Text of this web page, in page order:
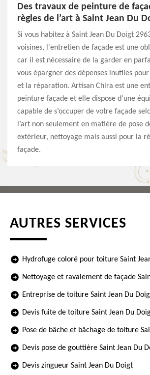
Des travaux de peinture de
règles de l’art à Saint Jean Du
Si vous habitez à Saint Jean Du Doigt
voisines, l'entretien de façade est une
car il est nécessaire de la garder en
vous épargner des dépenses inutiles
et la réparation. Artisan Chira est une
peinture façade et elle dispose d’une
capable de s’occuper de votre façade
l’art non seulement en matière de pose
extérieur, nettoyage mais aussi pour la
façade.
AUTRES SERVICES
Hydrofuge coloré pour toiture Saint
Nettoyage et ravalement de façade
Entreprise de toiture Saint Jean Du
Devis fuite de toiture Saint Jean Du
Pose de bâche et bâchage de toiture
Devis pose de gouttière Saint Jean Du
Devis zingueur Saint Jean Du Doigt